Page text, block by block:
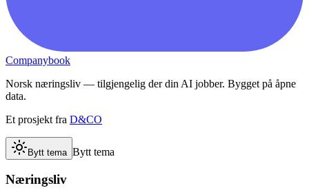
Companybook
Norsk næringsliv — tilgjengelig der din AI jobber. Bygget på åpne
data.
Et prosjekt fra D&CO
Bytt tema Bytt tema
Næringsliv